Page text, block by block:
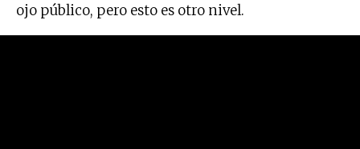
ojo público, pero esto es otro nivel.